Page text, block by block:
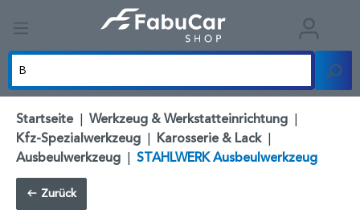
Startseite | Werkzeug & Werkstatteinrichtung |
Kfz-Spezialwerkzeug | Karosserie & Lack |
Ausbeulwerkzeug | STAHLWERK Ausbeulwerkzeug
Zurück